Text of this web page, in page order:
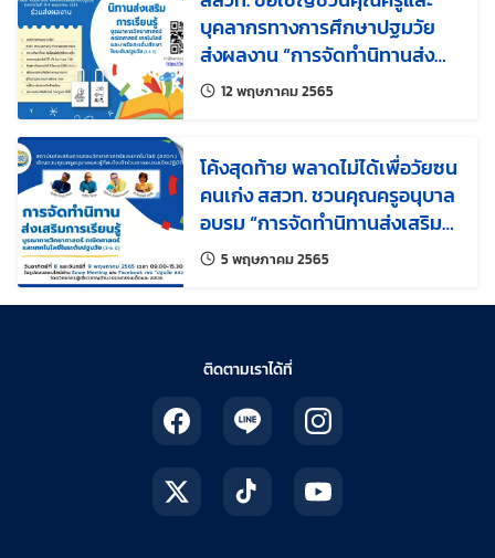
บุคลากรทางการศึกษาปฐมวัย
ส่งผลงาน “การจัดทำนิทานส่ง
เสริมการเรียนรู้บูรณาการ
ปี)”
12 พฤษภาคม 2565แก้ไขล่าสุดเมื่อ:
โค้งสุดท้าย พลาดไม่ได้เพื่อวัยซน
คนเก่ง สสวท. ชวนคุณครูอนุบาล
อบรม “การจัดทำนิทานส่งเสริม
การเรียนรู้ บูรณาการวิทย์ คณิต
5 พฤษภาคม 2565แก้ไขล่าสุดเมื่อ:
ติดตามเราได้ที่